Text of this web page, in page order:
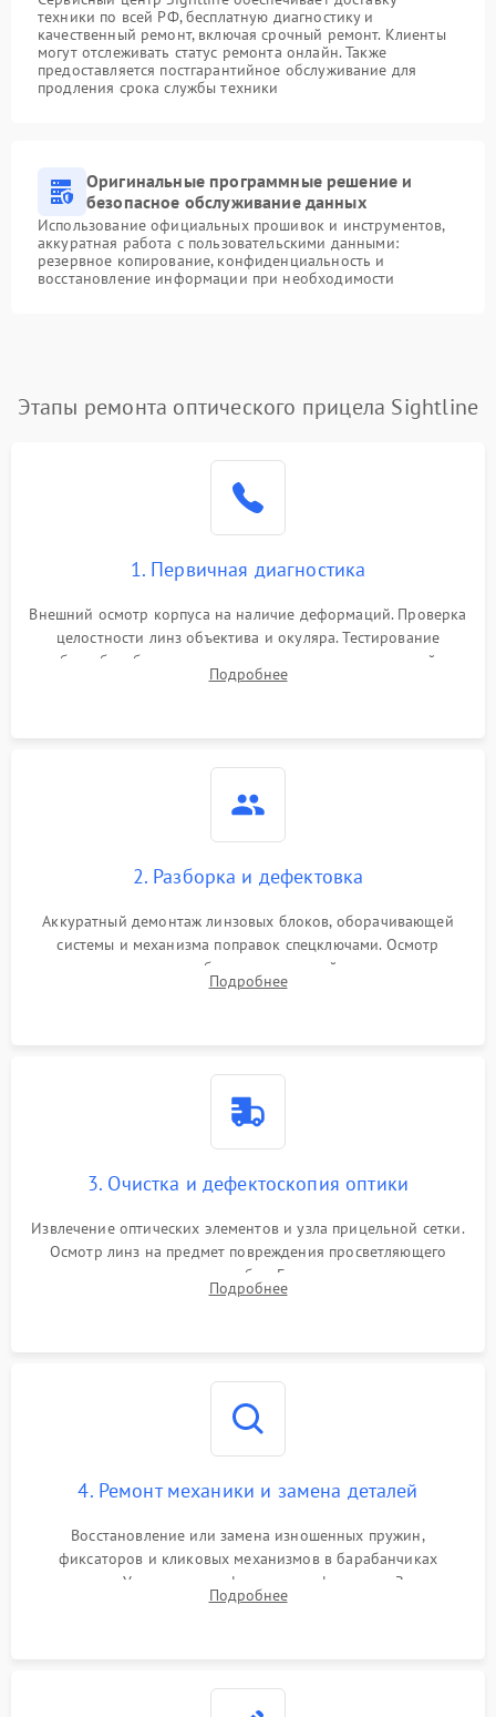
техники по всей РФ, бесплатную диагностику и
качественный ремонт, включая срочный ремонт. Клиенты
могут отслеживать статус ремонта онлайн. Также
предоставляется постгарантийное обслуживание для
продления срока службы техники
Оригинальные программные решение и
безопасное обслуживание данных
Использование официальных прошивок и инструментов,
аккуратная работа с пользовательскими данными:
резервное копирование, конфиденциальность и
восстановление информации при необходимости
Этапы ремонта оптического прицела Sightline
1. Первичная диагностика
Внешний осмотр корпуса на наличие деформаций. Проверка
целостности линз объектива и окуляра. Тестирование
работы барабанчиков ввода поправок, кольца отстройки
параллакса и зума. Выявление сколов, внутренних
Подробнее
2. Разборка и дефектовка
Аккуратный демонтаж линзовых блоков, оборачивающей
системы и механизма поправок спецключами. Осмотр
внутренних резьбовых соединений, пружин и
уплотнительных колец. Поиск причин люфта, смещения
Подробнее
3. Очистка и дефектоскопия оптики
Извлечение оптических элементов и узла прицельной сетки.
Осмотр линз на предмет повреждения просветляющего
покрытия или появления грибка. Бережная очистка стекол
спецрастворами. Проверка целостности гравированной
Подробнее
4. Ремонт механики и замена деталей
Восстановление или замена изношенных пружин,
фиксаторов и кликовых механизмов в барабанчиках
поправок. Устранение люфтов в трансфокаторе. Замена
поврежденных линз, разбитой сетки или восстановление
Подробнее